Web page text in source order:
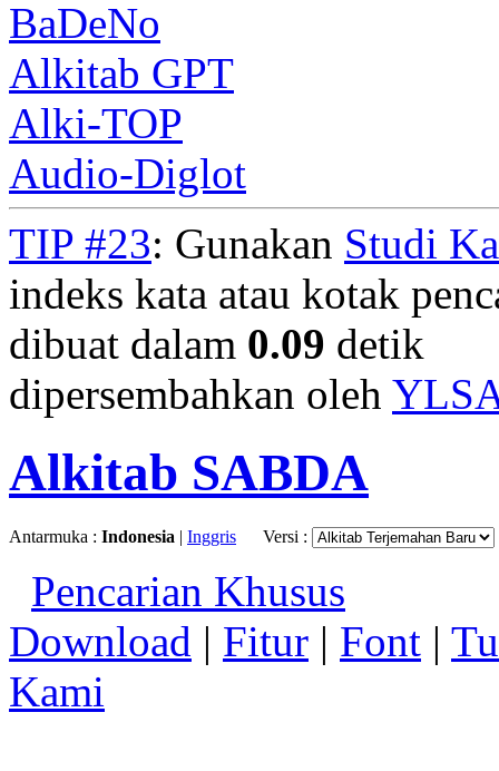
BaDeNo
Alkitab GPT
Alki-TOP
Audio-Diglot
TIP #23: Gunakan Studi
indeks kata atau kotak
dibuat dalam 0.09 detik
dipersembahkan oleh
Alkitab SABDA
Antarmuka : Indonesia | Inggris Versi :
Pencarian Khusus
Download | Fitur | Font |
Kami